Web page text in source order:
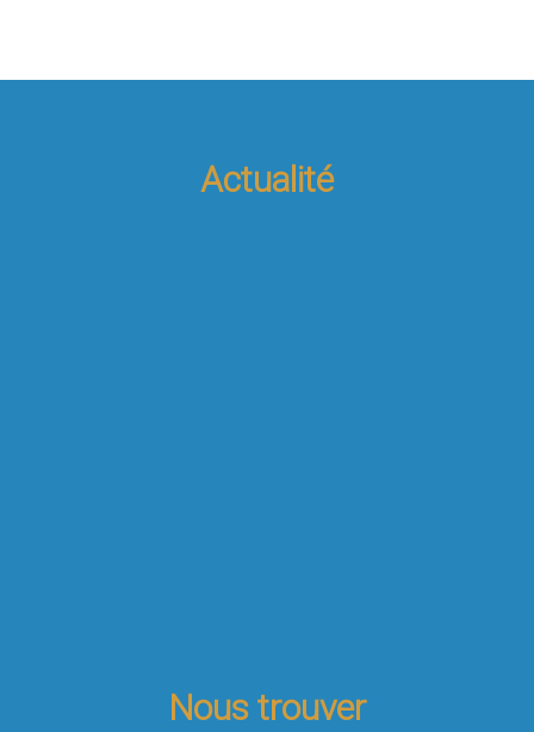
Actualité
Nous trouver